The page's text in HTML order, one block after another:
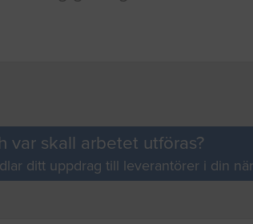
var skall arbetet utföras?
ditt uppdrag till leverantörer i din